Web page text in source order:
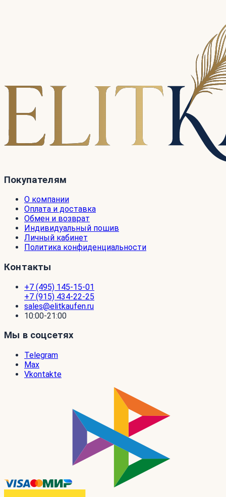
Покупателям
О компании
Оплата и доставка
Обмен и возврат
Индивидуальный пошив
Личный кабинет
Политика конфиденциальности
Контакты
+7 (495) 145-15-01
+7 (915) 434-22-25
sales@elitkaufen.ru
10:00-21:00
Мы в соцсетях
Telegram
Max
Vkontakte